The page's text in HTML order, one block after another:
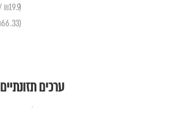
(₪19.9 / יחידה)
(₪66.33 / 100 גרם)
ערכים תזונתיים